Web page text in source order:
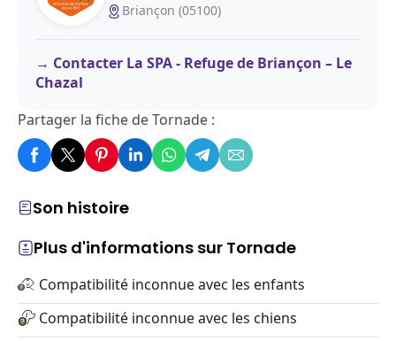
Son histoire
Plus d'informations sur Tornade
Compatibilité inconnue avec les enfants
Compatibilité inconnue avec les chiens
Briançon (05100)
Contacter La SPA - Refuge de Briançon – Le
Chazal
Partager la fiche de Tornade :